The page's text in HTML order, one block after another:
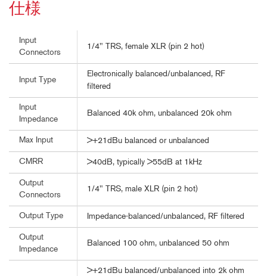
仕様
Input
Connectors
1/4" TRS, female XLR (pin 2 hot)
Input Type
Electronically balanced/unbalanced, RF
filtered
Input
Impedance
Balanced 40k ohm, unbalanced 20k ohm
Max Input >+21dBu balanced or unbalanced
CMRR >40dB, typically >55dB at 1kHz
Output
Connectors
1/4" TRS, male XLR (pin 2 hot)
Output Type Impedance-balanced/unbalanced, RF filtered
Output
Impedance
Balanced 100 ohm, unbalanced 50 ohm
>+21dBu balanced/unbalanced into 2k ohm